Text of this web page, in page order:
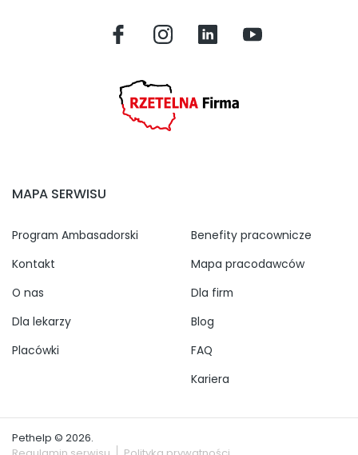
MAPA SERWISU
Program Ambasadorski
Kontakt
O nas
Dla lekarzy
Placówki
Benefity pracownicze
Mapa pracodawców
Dla firm
Blog
FAQ
Kariera
Pethelp © 2026.